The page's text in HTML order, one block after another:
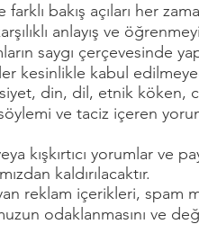
farklı bakış açıları her
anlayış ve
saygı çerçevesinde
kesinlikle kabul
din, dil, etnik köken,
ve taciz içeren
kışkırtıcı yorumlar ve
kaldırılacaktır.
reklam içerikleri, spam
odaklanmasını ve